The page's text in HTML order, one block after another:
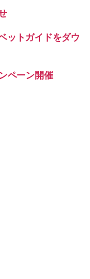
ットガイドをダウ
ペーン開催